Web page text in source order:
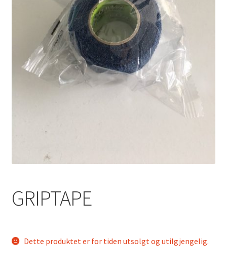
GRIPTAPE
Dette produktet er for tiden utsolgt og utilgjengelig.